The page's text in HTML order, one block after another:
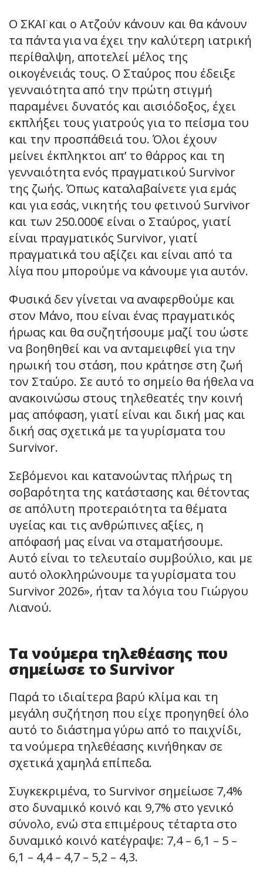
Ο ΣΚΑΪ και ο Ατζούν κάνουν και θα κάνουν
τα πάντα για να έχει την καλύτερη ιατρική
περίθαλψη, αποτελεί μέλος της
οικογένειάς τους. Ο Σταύρος που έδειξε
γενναιότητα από την πρώτη στιγμή
παραμένει δυνατός και αισιόδοξος, έχει
εκπλήξει τους γιατρούς για το πείσμα του
και την προσπάθειά του. Όλοι έχουν
μείνει έκπληκτοι απ’ το θάρρος και τη
γενναιότητα ενός πραγματικού Survivor
της ζωής. Όπως καταλαβαίνετε για εμάς
και για εσάς, νικητής του φετινού Survivor
και των 250.000€ είναι ο Σταύρος, γιατί
είναι πραγματικός Survivor, γιατί
πραγματικά του αξίζει και είναι από τα
λίγα που μπορούμε να κάνουμε για αυτόν.
Φυσικά δεν γίνεται να αναφερθούμε και
στον Μάνο, που είναι ένας πραγματικός
ήρωας και θα συζητήσουμε μαζί του ώστε
να βοηθηθεί και να ανταμειφθεί για την
ηρωική του στάση, που κράτησε στη ζωή
τον Σταύρο. Σε αυτό το σημείο θα ήθελα να
ανακοινώσω στους τηλεθεατές την κοινή
μας απόφαση, γιατί είναι και δική μας και
δική σας σχετικά με τα γυρίσματα του
Survivor.
Σεβόμενοι και κατανοώντας πλήρως τη
σοβαρότητα της κατάστασης και θέτοντας
σε απόλυτη προτεραιότητα τα θέματα
υγείας και τις ανθρώπινες αξίες, η
απόφασή μας είναι να σταματήσουμε.
Αυτό είναι το τελευταίο συμβούλιο, και με
αυτό ολοκληρώνουμε τα γυρίσματα του
Survivor 2026», ήταν τα λόγια του Γιώργου
Λιανού.
Τα νούμερα τηλεθέασης που
σημείωσε το Survivor
Παρά το ιδιαίτερα βαρύ κλίμα και τη
μεγάλη συζήτηση που είχε προηγηθεί όλο
αυτό το διάστημα γύρω από το παιχνίδι,
τα νούμερα τηλεθέασης κινήθηκαν σε
σχετικά χαμηλά επίπεδα.
Συγκεκριμένα, το Survivor σημείωσε 7,4%
στο δυναμικό κοινό και 9,7% στο γενικό
σύνολο, ενώ στα επιμέρους τέταρτα στο
δυναμικό κοινό κατέγραψε: 7,4 – 6,1 – 5 –
6,1 – 4,4 – 4,7 – 5,2 – 4,3.